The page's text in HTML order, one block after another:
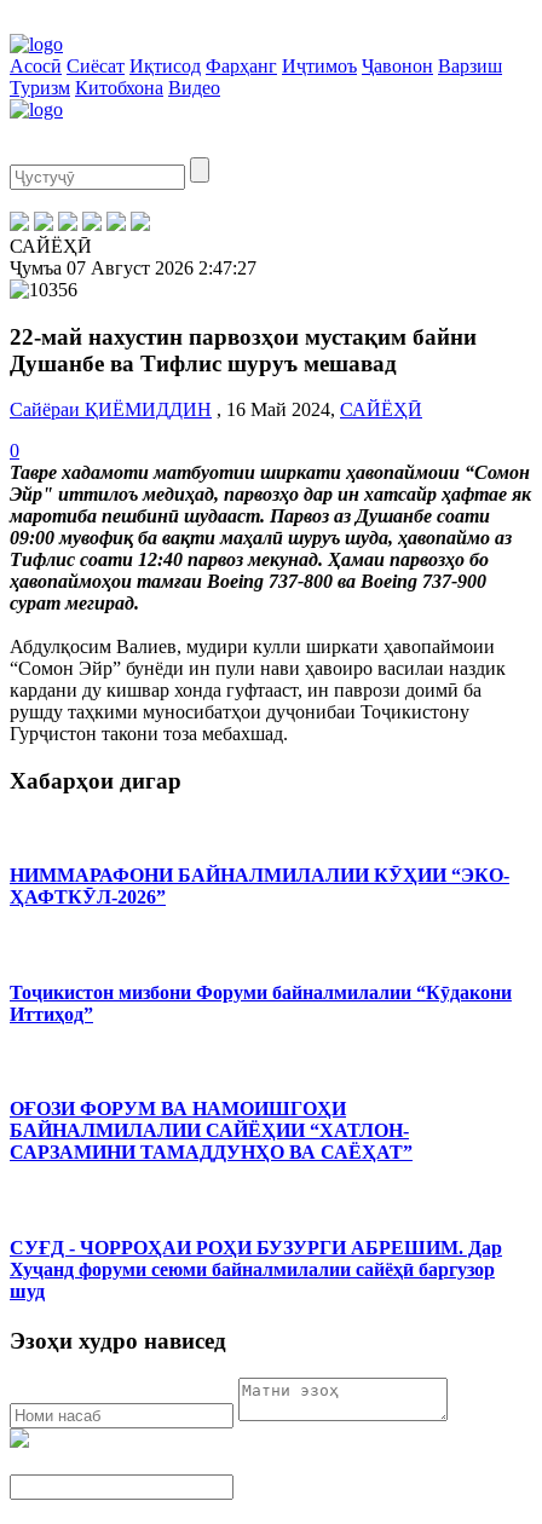
Асосӣ Сиёсат Иқтисод Фарҳанг Иҷтимоъ Ҷавонон Варзиш
Туризм Китобхона Видео
САЙЁҲӢ
Ҷумъа 07 Август 2026 2:47:28
22-май нахустин парвозҳои мустақим байни
Душанбе ва Тифлис шуруъ мешавад
Сайёраи ҚИЁМИДДИН , 16 Май 2024, САЙЁҲӢ
0
Тавре хадамоти матбуотии ширкати ҳавопаймоии “Сомон
Эйр" иттилоъ медиҳад, парвозҳо дар ин хатсайр ҳафтае як
маротиба пешбинӣ шудааст. Парвоз аз Душанбе соати
09:00 мувофиқ ба вақти маҳалӣ шуруъ шуда, ҳавопаймо аз
Тифлис соати 12:40 парвоз мекунад. Ҳамаи парвозҳо бо
ҳавопаймоҳои тамғаи Boeing 737-800 ва Boeing 737-900
сурат мегирад.
Абдулқосим Валиев, мудири кулли ширкати ҳавопаймоии
“Сомон Эйр” бунёди ин пули нави ҳавоиро василаи наздик
кардани ду кишвар хонда гуфтааст, ин паврози доимӣ ба
рушду таҳкими муносибатҳои дуҷонибаи Тоҷикистону
Гурҷистон такони тоза мебахшад.
Хабарҳои дигар
НИММАРАФОНИ БАЙНАЛМИЛАЛИИ КӮҲИИ “ЭКО-
ҲАФТКӮЛ-2026”
Тоҷикистон мизбони Форуми байналмилалии “Кӯдакони
Иттиҳод”
ОҒОЗИ ФОРУМ ВА НАМОИШГОҲИ
БАЙНАЛМИЛАЛИИ САЙЁҲИИ “ХАТЛОН-
САРЗАМИНИ ТАМАДДУНҲО ВА САЁҲАТ”
СУҒД - ЧОРРОҲАИ РОҲИ БУЗУРГИ АБРЕШИМ. Дар
Хуҷанд форуми сеюми байналмилалии сайёҳӣ баргузор
шуд
Эзоҳи худро нависед